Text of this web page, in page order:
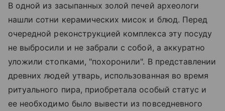
В одной из засыпанных золой печей археологи
нашли сотни керамических мисок и блюд. Перед
очередной реконструкцией комплекса эту посуду
не выбросили и не забрали с собой, а аккуратно
уложили стопками, "похоронили". В представлении
древних людей утварь, использованная во время
ритуального пира, приобретала особый статус и
ее необходимо было вывести из повседневного